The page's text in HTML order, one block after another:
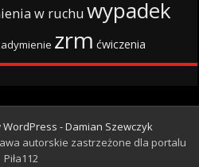
w ruchu wypadek
zrm ćwiczenia
- Damian Szewczyk
autorskie zastrzeżone dla portalu
Piła112